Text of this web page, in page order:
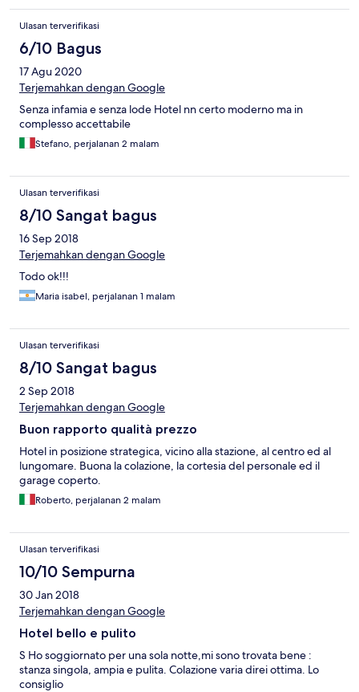
Ulasan terverifikasi
6/10 Bagus
17 Agu 2020
Terjemahkan dengan Google
Senza infamia e senza lode Hotel nn certo moderno ma in
complesso accettabile
Stefano, perjalanan 2 malam
Ulasan terverifikasi
8/10 Sangat bagus
16 Sep 2018
Terjemahkan dengan Google
Todo ok!!!
Maria isabel, perjalanan 1 malam
Ulasan terverifikasi
8/10 Sangat bagus
2 Sep 2018
Terjemahkan dengan Google
Buon rapporto qualità prezzo
Hotel in posizione strategica, vicino alla stazione, al centro ed al
lungomare. Buona la colazione, la cortesia del personale ed il
garage coperto.
Roberto, perjalanan 2 malam
Ulasan terverifikasi
10/10 Sempurna
30 Jan 2018
Terjemahkan dengan Google
Hotel bello e pulito
S Ho soggiornato per una sola notte,mi sono trovata bene :
stanza singola, ampia e pulita. Colazione varia direi ottima. Lo
consiglio